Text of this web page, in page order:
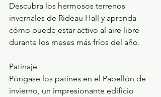
Descubra los hermosos terrenos
invernales de Rideau Hall y aprenda
cómo puede estar activo al aire libre
durante los meses más fríos del año.
Patinaje
Póngase los patines en el Pabellón de
invierno, un impresionante edificio